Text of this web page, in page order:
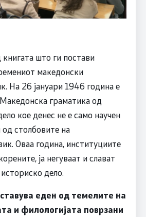
што ги постави
македонски
На 26 јануари 1946 година е
граматика од
кое денес не е само научен
столбовите на
Оваа година, институциите
ја негуваат и слават
дело.
еден од темелите на
и филологијата поврзани